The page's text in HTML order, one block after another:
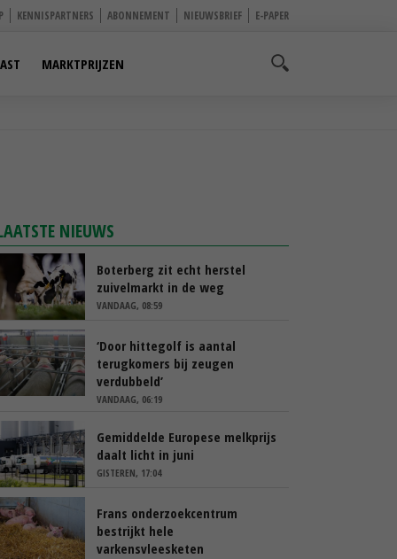
KENNISPARTNERS ABONNEMENT NIEUWSBRIEF E-PAPER
MARKTPRIJZEN
NIEUWS
Boterberg zit echt herstel
zuivelmarkt in de weg
VANDAAG, 08:59
‘Door hittegolf is aantal
terugkomers bij zeugen
verdubbeld’
VANDAAG, 06:19
Gemiddelde Europese melkprijs
daalt licht in juni
GISTEREN, 17:04
Frans onderzoekcentrum
bestrijkt hele
varkensvleesketen